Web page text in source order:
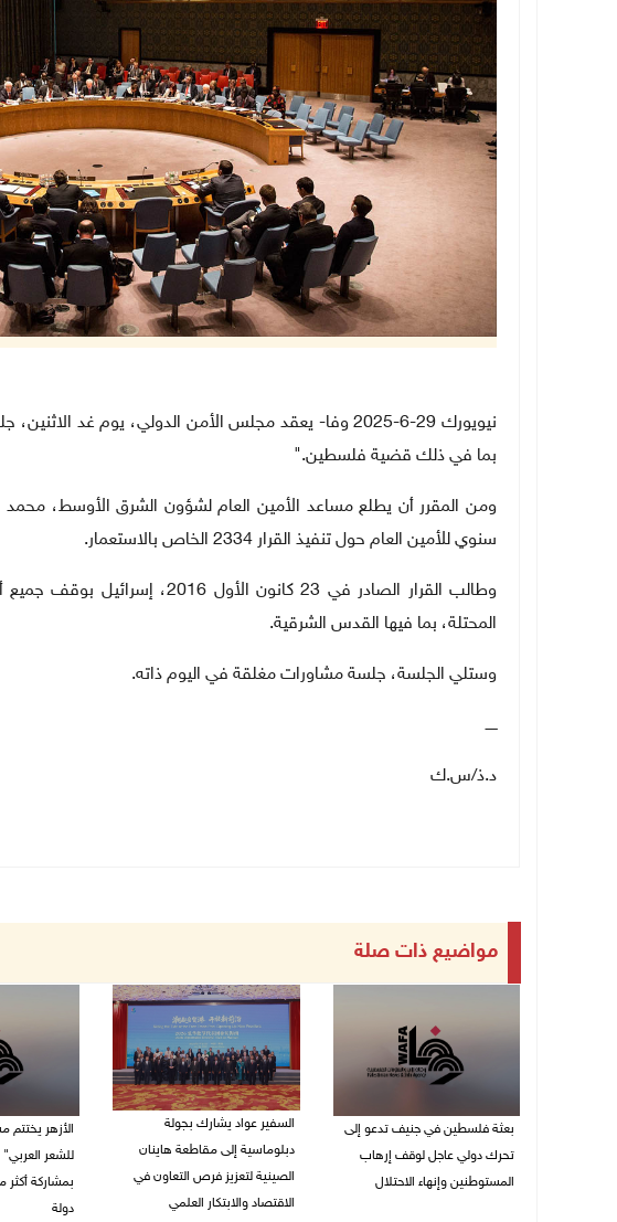
نيويورك 29-6-2025 وفا- يعقد مجلس الأمن الدولي، يوم غد
بما في ذلك قضية فلسطين".
ومن المقرر أن يطلع مساعد الأمين العام لشؤون الشرق الأوسط، محمد
سنوي للأمين العام حول تنفيذ القرار 2334 الخاص بالاستعمار
.
وطالب القرار الصادر في 23 كانون
المحتلة، بما فيها القدس الشرقية.
وستلي الجلسة، جلسة مشاورات مغلقة في اليوم ذاته.
ـــــ
د.ذ/س.ك
مواضيع ذات صلة
بعثة فلسطين في جنيف تدعو إلى
تحرك دولي عاجل لوقف إرهاب
المستوطنين وإنهاء الاحتلال
السفير عواد يشارك بجولة
دبلوماسية إلى مقاطعة هاينان
الصينية لتعزيز فرص التعاون في
الاقتصاد والابتكار العلمي
الأزهر يختتم
للشعر
دولة